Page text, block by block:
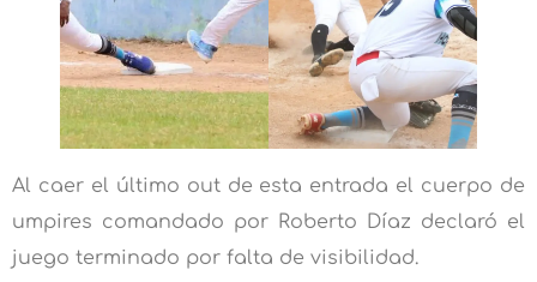
Al caer el último out de esta entrada el cuerpo de
umpires comandado por Roberto Díaz declaró el
juego terminado por falta de visibilidad.